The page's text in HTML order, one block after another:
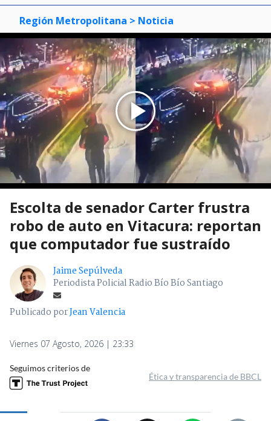
Región Metropolitana > Noticia
Escolta de senador Carter frustra
robo de auto en Vitacura: reportan
que computador fue sustraído
Jaime Sepúlveda
Periodista Policial Radio Bío Bío Santiago
Publicado porJean Valencia
Viernes 07 Agosto, 2026 | 23:33
Seguimos criterios de
Ética y transparencia de BBCL